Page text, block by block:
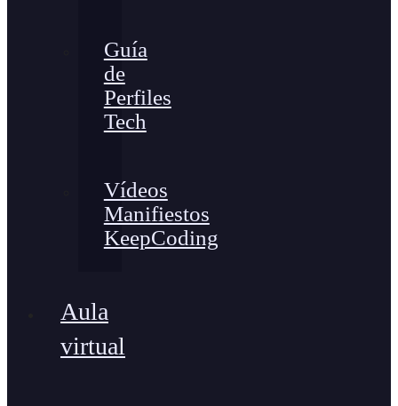
Guía
de
Perfiles
Tech
Vídeos
Manifiestos
KeepCoding
Aula
virtual